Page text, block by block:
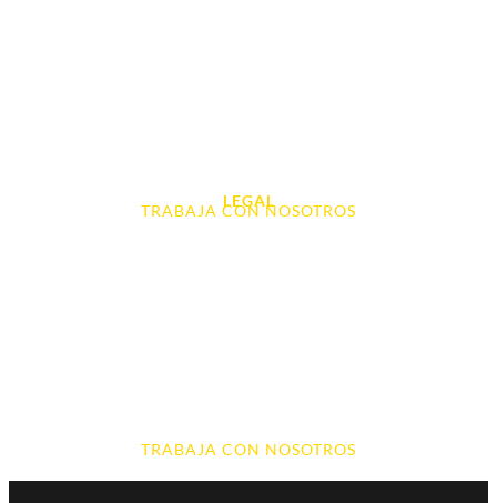
LEGAL
TRABAJA CON NOSOTROS
TRABAJA CON NOSOTROS